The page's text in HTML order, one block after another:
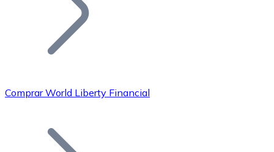
Bitcoin
Comprar World Liberty Financial